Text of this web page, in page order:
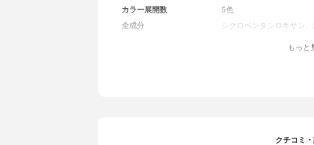
カラー展開数
5色
全成分
シクロペンタシロキサン
スキイソステアリン酸ソ
ル/ジメチコン)コポリマ
タノール、メチルパラベ
もっと
クチコミ